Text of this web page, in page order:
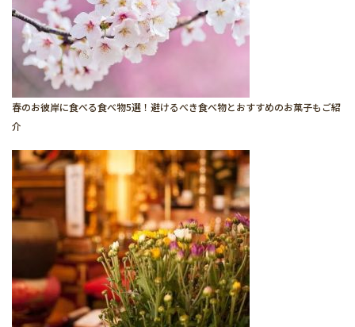
春のお彼岸に食べる食べ物5選！避けるべき食べ物とおすすめのお菓子もご紹
介